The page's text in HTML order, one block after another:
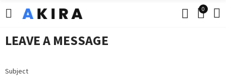
0
LEAVE A MESSAGE
Subject